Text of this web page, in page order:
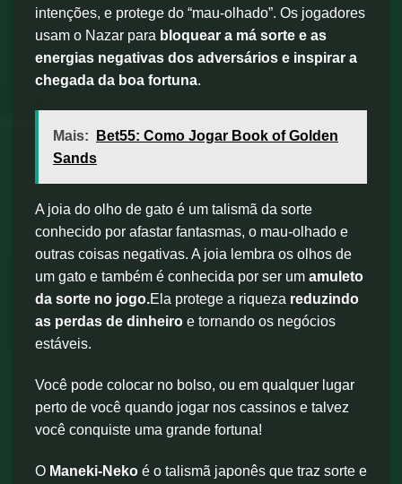
intenções, e protege do “mau-olhado”. Os jogadores
usam o Nazar para bloquear a má sorte e as
energias negativas dos adversários e inspirar a
chegada da boa fortuna.
Mais:
Bet55: Como Jogar Book of Golden
Sands
A joia do olho de gato é um talismã da sorte
conhecido por afastar fantasmas, o mau-olhado e
outras coisas negativas. A joia lembra os olhos de
um gato e também é conhecida por ser um amuleto
da sorte no jogo.Ela protege a riqueza reduzindo
as perdas de dinheiro e tornando os negócios
estáveis.
Você pode colocar no bolso, ou em qualquer lugar
perto de você quando jogar nos cassinos e talvez
você conquiste uma grande fortuna!
O Maneki-Neko é o talismã japonês que traz sorte e